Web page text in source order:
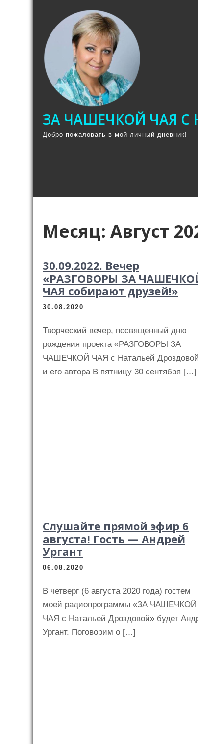
содержимому
ЗА ЧАШЕЧКОЙ ЧАЯ С
Добро пожаловать в мой личный дневник!
Месяц: Август
30.09.2022. Вечер
«РАЗГОВОРЫ ЗА
ЧАЯ собирают друзей!»
30.08.2020
Творческий вечер, посвященный дню
рождения проекта «РАЗГОВОРЫ ЗА
ЧАШЕЧКОЙ ЧАЯ с Натальей
и его автора В пятницу 30 сентября […]
Слушайте прямой эфир 6
августа! Гость — Андрей
Ургант
06.08.2020
В четверг (6 августа 2020 года) гостем
моей радиопрограммы «ЗА ЧАШЕЧКОЙ
ЧАЯ с Натальей Дроздовой» будет
Ургант. Поговорим о […]